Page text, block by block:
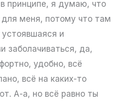
принципе, я думаю, что
меня, потому что там
и
заболачиваться, да,
удобно, всё
всё на каких-то
А-а, но всё равно ты